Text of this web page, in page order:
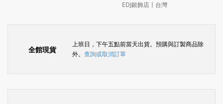
EDJ銀飾店〡台灣
全館現貨
上班日，下午五點前當天出貨。預購與訂製商品除
外。 查詢或取消訂單